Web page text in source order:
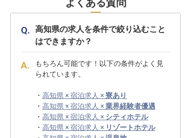
よくある質問
高知県の求人を条件で絞り込むこと
はできますか？
もちろん可能です！以下の条件がよく見
られています。
・ 高知県 × 宿泊求人 ×寮あり
・ 高知県 × 宿泊求人 ×業界経験者優遇
・ 高知県 × 宿泊求人 × シティホテル
・ 高知県 × 宿泊求人 × リゾートホテル